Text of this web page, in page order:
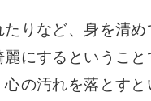
りなど、身を清
にするというこ
の汚れを落とすと